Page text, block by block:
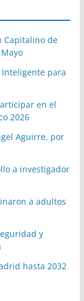
Capitalino de
Inteligente para
en el
2026
Aguirre, por
a investigador
a adultos
y
hasta 2032